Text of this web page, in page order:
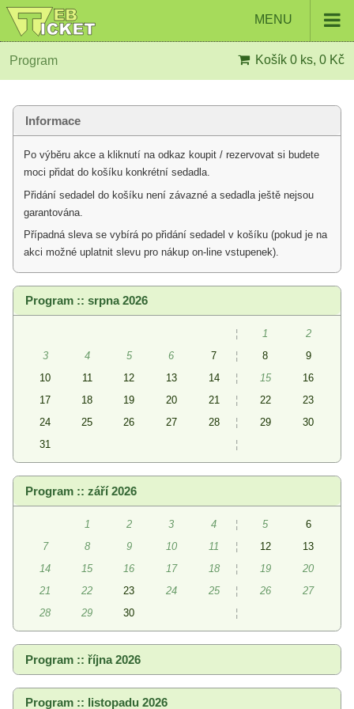
MENU
Program Košík 0 ks, 0 Kč
Informace
Po výběru akce a kliknutí na odkaz koupit / rezervovat si budete
moci přidat do košíku konkrétní sedadla.
Přidání sedadel do košíku není závazné a sedadla ještě nejsou
garantována.
Případná sleva se vybírá po přidání sedadel v košíku (pokud je na
akci možné uplatnit slevu pro nákup on-line vstupenek).
Program :: srpna 2026
¦ 1
2
3
4 5 6 7 ¦ 8
9
10
11 12 13 14 ¦ 15
16
17
18 19 20 21 ¦ 22
23
24
25 26 27 28 ¦ 29
30
31
¦
Program :: září 2026
1 2 3 4 ¦ 5
6
7
8 9 10 11 ¦ 12
13
14
15 16 17 18 ¦ 19
20
21
22 23 24 25 ¦ 26
27
28
29 30 ¦
Program :: října 2026
Program :: listopadu 2026